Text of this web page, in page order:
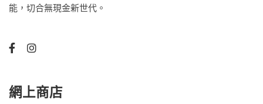
能，切合無現金新世代。
網上商店